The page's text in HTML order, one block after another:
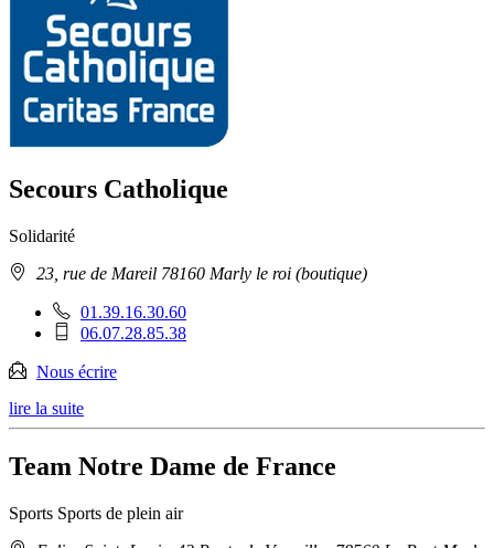
Secours Catholique
Solidarité
Adresse23, rue de Mareil 78160 Marly le roi (boutique)
Téléphone
fixe
01.39.16.30.60
Téléphone
:
06.07.28.85.38
Nous écrire
lire la suite
Team Notre Dame de France
Sports Sports de plein air